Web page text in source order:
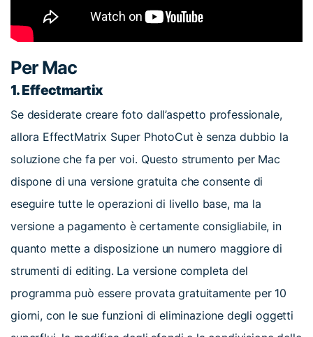
Per Mac
1.Effectmartix
Se desiderate creare foto dall’aspetto professionale,
allora EffectMatrix Super PhotoCut è senza dubbio la
soluzione che fa per voi. Questo strumento per Mac
dispone di una versione gratuita che consente di
eseguire tutte le operazioni di livello base, ma la
versione a pagamento è certamente consigliabile, in
quanto mette a disposizione un numero maggiore di
strumenti di editing. La versione completa del
programma può essere provata gratuitamente per 10
giorni, con le sue funzioni di eliminazione degli oggetti